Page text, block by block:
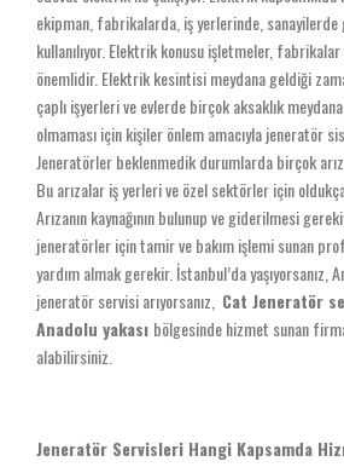
ekipman, fabrikalarda, iş yerlerinde, sanayilerde
kullanılıyor. Elektrik konusu işletmeler,
önemlidir. Elektrik kesintisi meydana geldiği
çaplı işyerleri ve evlerde birçok aksaklık
olmaması için kişiler önlem amacıyla jeneratör
Jeneratörler beklenmedik durumlarda birçok
Bu arızalar iş yerleri ve özel sektörler için
Arızanın kaynağının bulunup ve giderilmesi
jeneratörler için tamir ve bakım işlemi sunan
yardım almak gerekir. İstanbul’da yaşıyorsanız,
jeneratör servisi arıyorsanız, Cat Jeneratör
Anadolu yakası bölgesinde hizmet sunan
alabilirsiniz.
Jeneratör Servisleri Hangi Kapsamda